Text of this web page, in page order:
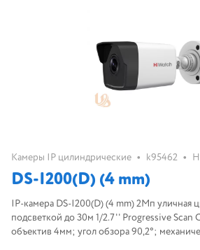
Камеры IP цилиндрические • k95462 •
DS-I200(D) (4 mm)
IP-камера DS-I200(D) (4 mm) 2Мп уличная
подсветкой до 30м 1/2.7'' Progressive Scan
объектив 4мм; угол обзора 90,2°;